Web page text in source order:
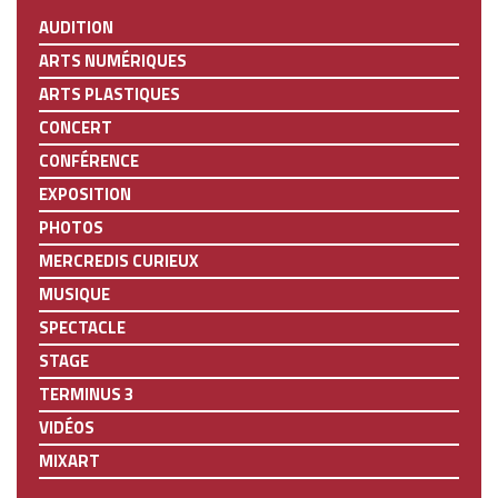
AUDITION
ARTS NUMÉRIQUES
ARTS PLASTIQUES
CONCERT
CONFÉRENCE
EXPOSITION
PHOTOS
MERCREDIS CURIEUX
MUSIQUE
SPECTACLE
STAGE
TERMINUS 3
VIDÉOS
MIXART